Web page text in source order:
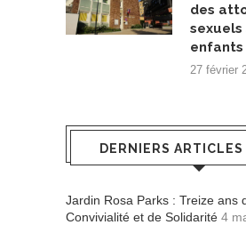
des
sexuels
enfants
27 février
DERNIERS
Jardin Rosa Parks : Treize ans
Convivialité et de Solidarité 4